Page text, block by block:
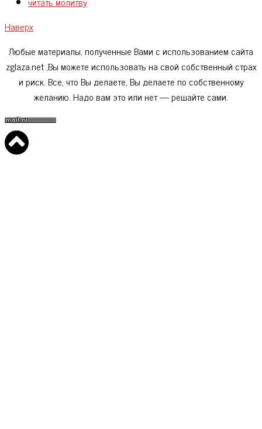
Наверх
Любые материалы, полученные Вами с использованием сайта
zglaza.net ,Вы можете использовать на свой собственный страх
и риск. Все, что Вы делаете, Вы делаете по собственному
желанию. Надо вам это или нет — решайте сами.